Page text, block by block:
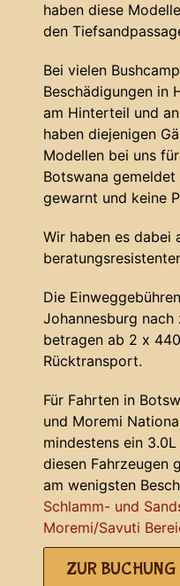
haben diese
den
Bei vielen
Beschädigungen in
am Hinterteil und
haben diejenigen
Modellen bei uns
Botswana
gewarnt und keine
Wir haben es dabei
Die
Johannesburg nach
betragen ab 2 x
Rücktransport.
Für Fahrten in
und Moremi
mindestens ein
diesen Fahrzeugen
am wenigsten
Schlamm- und
Moremi/Savuti
ZUR BUCHUNG